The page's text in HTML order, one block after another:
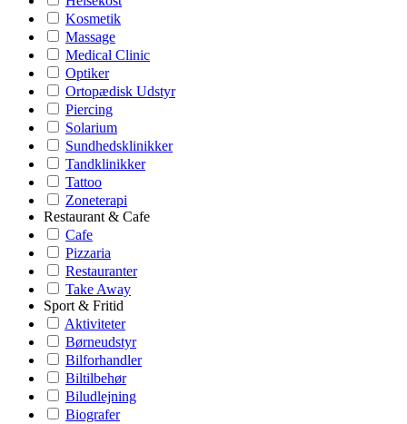
Kosmetik
Massage
Medical Clinic
Optiker
Ortopædisk Udstyr
Piercing
Solarium
Sundhedsklinikker
Tandklinikker
Tattoo
Zoneterapi
Restaurant & Cafe
Cafe
Pizzaria
Restauranter
Take Away
Sport & Fritid
Aktiviteter
Børneudstyr
Bilforhandler
Biltilbehør
Biludlejning
Biografer